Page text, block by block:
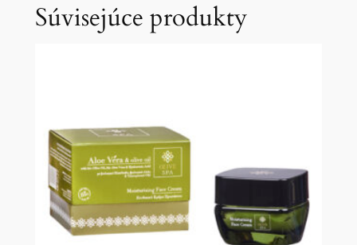
Súvisejúce produkty